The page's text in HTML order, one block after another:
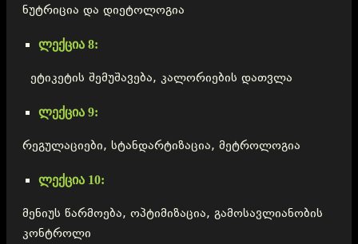
ნუტრიცია და დიეტოლოგია
ლექცია 8:
ეტიკეტის შემუშავება, კალორიების დათვლა
ლექცია 9:
რეგულაციები, სტანდარტიზაცია, მეტროლოგია
ლექცია 10:
მენიუს წარმოება, ოპტიმიზაცია, გამოსავლიანობის
კონტროლი